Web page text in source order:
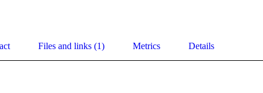
Files and links (1) Metrics Details